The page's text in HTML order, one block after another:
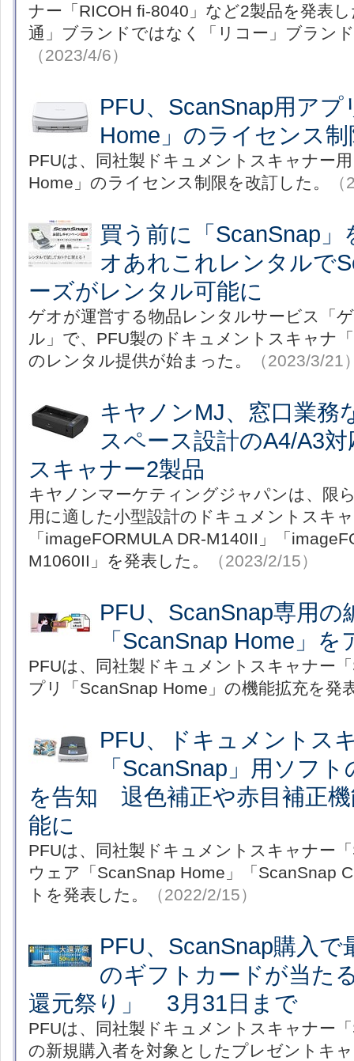
ナー「RICOH fi-8040」など2製品を発表
通」ブランドではなく「リコー」ブラン
（2023/4/6）
PFU、ScanSnap用アプ
Home」のライセンス
PFUは、同社製ドキュメントスキャナー
Home」のライセンス制限を改訂した。
買う前に「ScanSnap
オあれこれレンタルで
ーズがレンタル可能に
ゲオが運営する物品レンタルサービス「
ル」で、PFU製のドキュメントスキャナ
のレンタル提供が始まった。
（2023/3/21
キヤノンMJ、窓口業務
スペース設計のA4/A3
スキャナー2製品
キヤノンマーケティングジャパンは、限
用に適した小型設計のドキュメントスキ
「imageFORMULA DR-M140II」「
M1060II」を発表した。
（2023/2/15）
PFU、ScanSnap専用の
「ScanSnap Home」
PFUは、同社製ドキュメントスキャナー
プリ「ScanSnap Home」の機能拡充を発
PFU、ドキュメントス
「ScanSnap」用ソフ
を告知 退色補正や赤目補正
能に
PFUは、同社製ドキュメントスキャナー
ウェア「ScanSnap Home」「ScanSnap
トを発表した。
（2022/2/15）
PFU、ScanSnap購入で
のギフトカードが当た
還元祭り」 3月31日まで
PFUは、同社製ドキュメントスキャナー
の新規購入者を対象としたプレゼントキ